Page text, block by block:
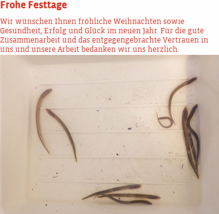
Frohe Festtage
Wir wünschen Ihnen fröhliche Weihnachten sowie
Gesundheit, Erfolg und Glück im neuen Jahr. Für die gute
Zusammenarbeit und das entgegengebrachte Vertrauen in
uns und unsere Arbeit bedanken wir uns herzlich.